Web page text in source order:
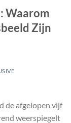
Waarom
Zijn
de afgelopen vijf
weerspiegelt